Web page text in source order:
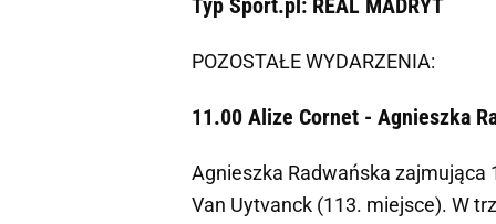
Typ Sport.pl: REAL MADRYT
POZOSTAŁE WYDARZENIA:
11.00 Alize Cornet - Agnieszka
Agnieszka Radwańska zajmująca
Van Uytvanck (113. miejsce). W